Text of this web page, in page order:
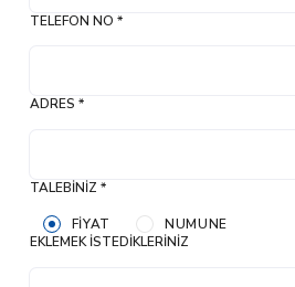
TELEFON NO *
ADRES *
TALEBINIZ *
FIYAT
NUMUNE
EKLEMEK İSTEDIKLERINIZ